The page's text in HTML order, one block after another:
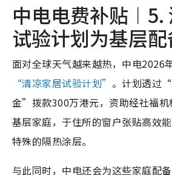
中电电费补贴︱5.
试验计划为基层
面对全球天气越来越热，中电2026
“清凉家居试验计划” 。计划透过
金”拨款300万港元，资助经社福机
基层家庭，于住所的窗户张贴高效
特殊的隔热涂层。
与此同时，中电还会为这些家庭配